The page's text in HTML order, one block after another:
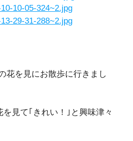
花を見にお散歩に行きまし
見て｢きれい！｣と興味津々